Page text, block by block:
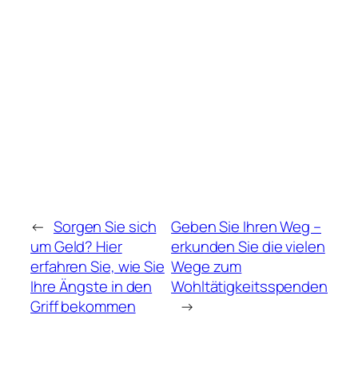
← Sorgen Sie sich
um Geld? Hier
erfahren Sie, wie Sie
Ihre Ängste in den
Griff bekommen
Geben Sie Ihren Weg –
erkunden Sie die vielen
Wege zum
Wohltätigkeitsspenden
→